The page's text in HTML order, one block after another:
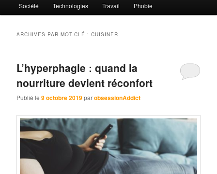
Société Technologies Travail Phobie
ARCHIVES PAR MOT-CLÉ :CUISINER
L’hyperphagie : quand la
nourriture devient réconfort
Publié le9 octobre 2019parobsessionAddict